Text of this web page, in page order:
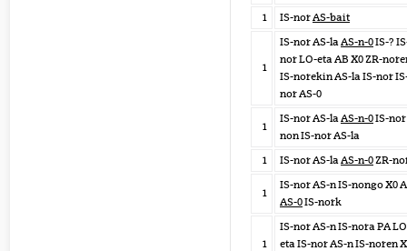
1
IS-norAS-bait
1
IS-nor AS-laAS-n-0IS-?
nor LO-eta AB X0 ZR-
IS-norekin AS-la IS-nor
nor AS-0
1
IS-nor AS-laAS-n-0IS-nor
non IS-nor AS-la
1
IS-nor AS-laAS-n-0ZR-
1
IS-nor AS-n IS-nongo X0
AS-0IS-nork
1
IS-nor AS-n IS-nora PA
eta IS-nor AS-n IS-noren